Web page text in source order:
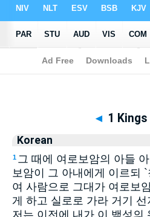
Biblia >Korean> 1 Kings
◄ 1 Kings
Korean
1 그 때에 여로보암의 아들
보암이 그 아내에게 이르되
여 사람으로 그대가 여로보
게 하고 실로로 가라 거기 선
저는 이전에 내가 이 백성의